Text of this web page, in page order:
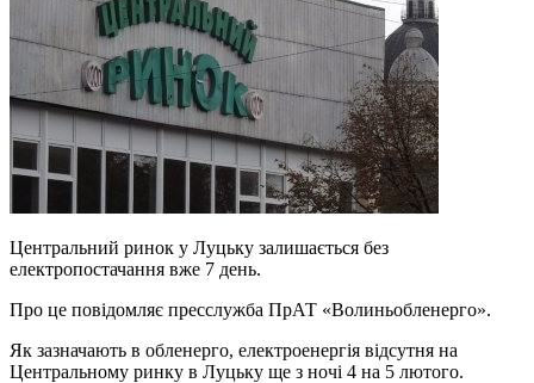
Центральний ринок у Луцьку залишається без
електропостачання вже 7 день.
Про це повідомляє пресслужба ПрАТ «Волиньобленерго».
Як зазначають в обленерго, електроенергія відсутня на
Центральному ринку в Луцьку ще з ночі 4 на 5 лютого.